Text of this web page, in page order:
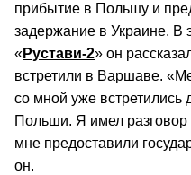
прибытие в Польшу и
задержание в Украине. В
«Рустави-2» он
встретили в Варшаве.
со мной уже встретились
Польши. Я имел
мне предоставили
он.